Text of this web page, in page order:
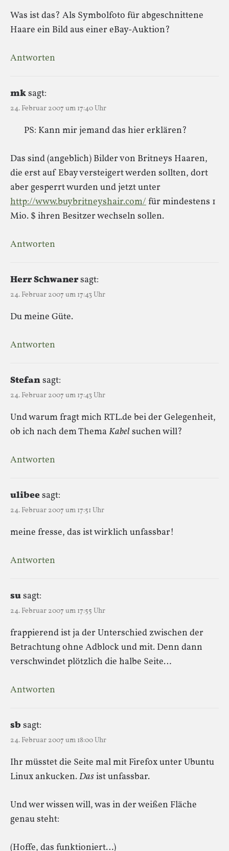
Was ist das? Als Symbolfoto für abgeschnittene
Haare ein Bild aus einer eBay-Auktion?
Antworten
mksagt:
24. Februar 2007 um 17:40 Uhr
PS: Kann mir jemand das hier erklären?
Das sind (angeblich) Bilder von Britneys Haaren,
die erst auf Ebay versteigert werden sollten, dort
aber gesperrt wurden und jetzt unter
http://www.buybritneyshair.com/für mindestens 1
Mio. $ ihren Besitzer wechseln sollen.
Antworten
Herr Schwanersagt:
24. Februar 2007 um 17:43 Uhr
Du meine Güte.
Antworten
Stefansagt:
24. Februar 2007 um 17:43 Uhr
Und warum fragt mich RTL.de bei der Gelegenheit,
ob ich nach dem ThemaKabel suchen will?
Antworten
ulibeesagt:
24. Februar 2007 um 17:51 Uhr
meine fresse, das ist wirklich unfassbar!
Antworten
susagt:
24. Februar 2007 um 17:55 Uhr
frappierend ist ja der Unterschied zwischen der
Betrachtung ohne Adblock und mit. Denn dann
verschwindet plötzlich die halbe Seite…
Antworten
sb sagt:
24. Februar 2007 um 18:00 Uhr
Ihr müsstet die Seite mal mit Firefox unter Ubuntu
Linux ankucken.Dasist unfassbar.
Und wer wissen will, was in der weißen Fläche
genau steht:
(Hoffe, das funktioniert…)